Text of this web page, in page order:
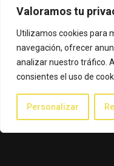
Valoramos tu
Utilizamos cookies para
navegación, ofrecer
analizar nuestro tráfico.
consientes el uso de
Personalizar
+ 34